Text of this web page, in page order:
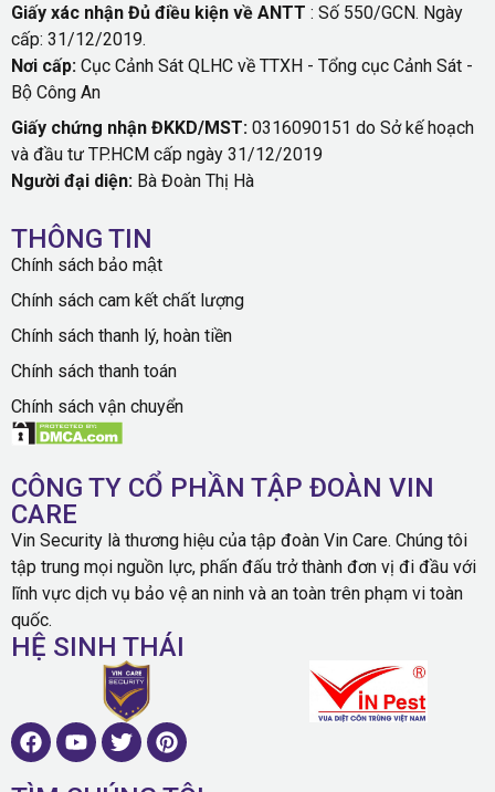
Giấy xác nhận Đủ điều kiện về ANTT : Số 550/GCN. Ngày
cấp: 31/12/2019.
Nơi cấp: Cục Cảnh Sát QLHC về TTXH - Tổng cục Cảnh Sát -
Bộ Công An
Giấy chứng nhận ĐKKD/MST: 0316090151 do Sở kế hoạch
và đầu tư TP.HCM cấp ngày 31/12/2019
Người đại diện: Bà Đoàn Thị Hà
THÔNG TIN
Chính sách bảo mật
Chính sách cam kết chất lượng
Chính sách thanh lý, hoàn tiền
Chính sách thanh toán
Chính sách vận chuyển
CÔNG TY CỔ PHẦN TẬP ĐOÀN VIN
CARE
Vin Security là thương hiệu của tập đoàn Vin Care. Chúng tôi
tập trung mọi nguồn lực, phấn đấu trở thành đơn vị đi đầu với
lĩnh vực dịch vụ bảo vệ an ninh và an toàn trên phạm vi toàn
quốc.
HỆ SINH THÁI